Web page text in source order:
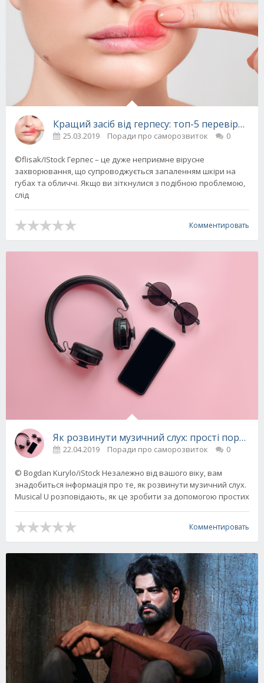
Кращий засіб від герпесу: топ-5 перевірених
25.03.2019 Поради про саморозвиток 0
©flisak/IStock Герпес – це дуже неприємне вірусне
захворювання, що супроводжується запаленням шкіри на
губах та обличчі. Якщо ви зіткнулися з подібною проблемою,
слід
Комментировать
Як розвинути музичний слух: прості поради
22.04.2019 Поради про саморозвиток 0
© Bogdan Kurylo/iStock Незалежно від вашого віку, вам
знадобиться інформація про те, як розвинути музичний слух.
Musical U розповідають, як це зробити за допомогою простих
Комментировать